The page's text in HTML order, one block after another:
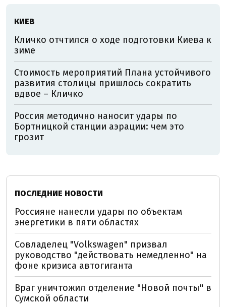
КИЕВ
Кличко отчтился о ходе подготовки Киева к
зиме
Стоимость мероприятий Плана устойчивого
развития столицы пришлось сократить
вдвое – Кличко
Россия методично наносит удары по
Бортницкой станции аэрации: чем это
грозит
ПОСЛЕДНИЕ НОВОСТИ
Россияне нанесли удары по объектам
энергетики в пяти областях
Совладелец "Volkswagen" призвал
руководство "действовать немедленно" на
фоне кризиса автогиганта
Враг уничтожил отделение "Новой почты" в
Сумской области